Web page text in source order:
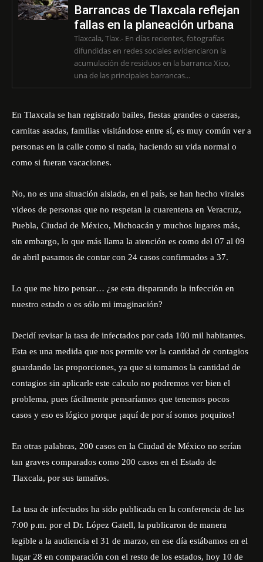
Barrancas de Tlaxcala reflejan
fallas en la planeación urbana
Tlaxcala, Tlax.- En días recientes, fotografías
difundidas en redes sociales evidenciaron la
acumulación de residuos en la barranca Xico,
una de las principales barrancas...
En Tlaxcala se han registrado bailes, fiestas grandes o caseras,
carnitas asadas, familias visitándose entre sí, es muy común ver a
personas en la calle como si nada, haciendo su vida normal o
como si fueran vacaciones.
No, no es una situación aislada, en el país, se han hecho virales
videos de personas que no respetan la cuarentena en Veracruz,
Puebla, Ciudad de México, Michoacán y muchos lugares más,
sin embargo, lo que más llama la atención es como del 07 al 09
de abril pasamos de contar con 24 casos confirmados a 37.
Lo que me hizo pensar… ¿se esta disparando la infección en
nuestro estado o es sólo mi imaginación?
Decidí revisar la tasa de infectados por cada 100 mil habitantes.
Esta es una medida que nos permite ver la cantidad de contagios
guardando las proporciones, ya que si tomamos la cantidad de
contagios sin aplicarle este calculo no podremos ver bien el
problema, pues fácilmente pensaríamos que tenemos pocos
casos y eso es lógico porque ¡aquí de por sí somos poquitos!
En otras palabras, 200 casos en la Ciudad de México no serían
tan graves comparados como 200 casos en el Estado de
Tlaxcala, por sus tamaños.
La tasa de infectados ha sido publicada en la conferencia de las
7:00 p.m. por el Dr. López Gatell, la publicaron de manera
legible a la audiencia el 31 de marzo, en ese día estábamos en el
lugar 28 en comparación con el resto de los estados, hoy 10 de